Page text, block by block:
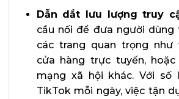
Dẫn dắt lưu lượng truy
cầu nối để đưa người dùng
các trang quan trọng như
cửa hàng trực tuyến,
mạng xã hội khác. Với số
TikTok mỗi ngày, việc tận